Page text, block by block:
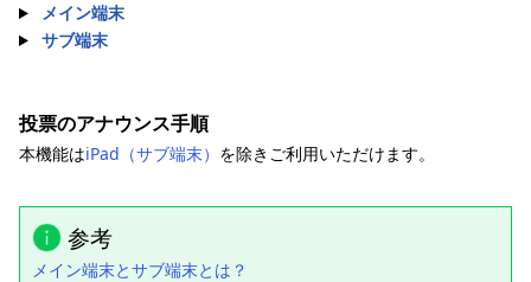
メイン端末
サブ端末
投票のアナウンス手順
本機能はiPad（サブ端末） を除きご利用いただけます。
参考
メイン端末とサブ端末とは？